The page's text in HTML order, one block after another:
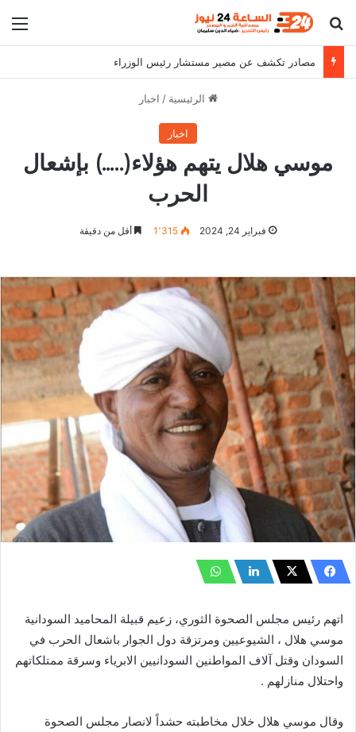
بحث عن
مصادر تكشف عن مصير مستشار رئيس الوزراء
الرئيسية / اخبار
اخبار
موسي هلال يتهم هؤلاء(…..) بإشعال
الحرب
فبراير 24, 2024 1٬315 أقل من دقيقة
اتهم رئيس مجلس الصحوة الثوري، زعيم قبيلة المحاميد السودانية
موسي هلال ، الشيوعيين ومرتزقة دول الجوار باشعال الحرب في
السودان وقتل آلاف المواطنين السودانيين الابرياء وسرقة ممتلكاتهم
واحتلال منازلهم .
وقال موسي هلال خلال مخاطبته حشداً لانصار مجلس الصحوة